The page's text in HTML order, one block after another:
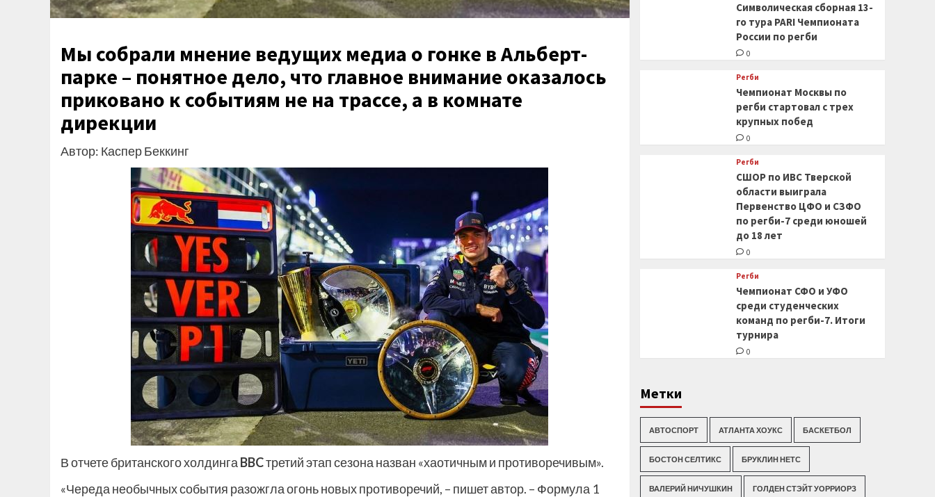
Мы собрали мнение ведущих медиа о гонке в Альберт-
парке – понятное дело, что главное внимание оказалось
приковано к событиям не на трассе, а в комнате
дирекции
Автор: Каспер Беккинг
В отчете британского холдинга BBCтретий этап сезона назван «хаотичным и противоречивым».
«Череда необычных события разожгла огонь новых противоречий, – пишет автор. – Формула 1
Символическая сборная 13-
го тура PARI Чемпионата
России по регби
0
Регби
Чемпионат Москвы по
регби стартовал с трех
крупных побед
0
Регби
СШОР по ИВС Тверской
области выиграла
Первенство ЦФО и СЗФО
по регби-7 среди юношей
до 18 лет
0
Регби
Чемпионат СФО и УФО
среди студенческих
команд по регби-7. Итоги
турнира
0
Метки
АВТОСПОРТ АТЛАНТА ХОУКС БАСКЕТБОЛ
БОСТОН СЕЛТИКС БРУКЛИН НЕТС
ВАЛЕРИЙ НИЧУШКИН ГОЛДЕН СТЭЙТ УОРРИОРЗ